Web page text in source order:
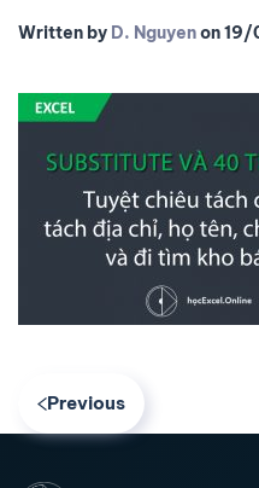
Written by D. Nguyenon19/
Previous